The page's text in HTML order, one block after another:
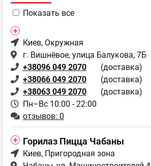
Показать все
Киев, Окружная
г. Вишнёвое, улица Балукова, 7Б
+38096 049 2070
(доставка)
+38066 049 2070
(доставка)
+38063 049 2070
(доставка)
Пн–Вс 10:00 - 22:00
отзывов: 0
Горилаз Пицца Чабаны
Киев, Пригородная зона